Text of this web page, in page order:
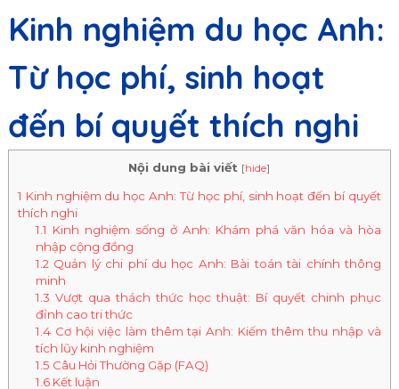
Kinh nghiệm du học Anh:
Từ học phí, sinh hoạt
đến bí quyết thích nghi
Nội dung bài viết [hide]
1 Kinh nghiệm du học Anh: Từ học phí, sinh hoạt đến bí quyết
thích nghi
1.1 Kinh nghiệm sống ở Anh: Khám phá văn hóa và hòa
nhập cộng đồng
1.2Quản lý chi phí du học Anh: Bài toán tài chính thông
minh
1.3 Vượt qua thách thức học thuật: Bí quyết chinh phục
đỉnh cao tri thức
1.4Cơ hội việc làm thêm tại Anh: Kiếm thêm thu nhập và
tích lũy kinh nghiệm
1.5 Câu Hỏi Thường Gặp (FAQ)
1.6Kết luận